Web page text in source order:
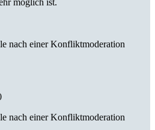
möglich ist.
nach einer Konfliktmoderation
nach einer Konfliktmoderation